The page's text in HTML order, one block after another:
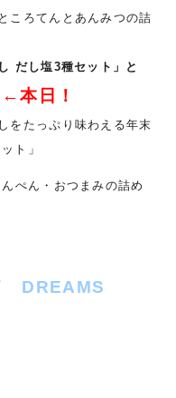
ころてんとあんみつの詰
だし塩3種セット」と
←本日！
たっぷり味わえる年末
ト」
ぺん・おつまみの詰め
DREAMS